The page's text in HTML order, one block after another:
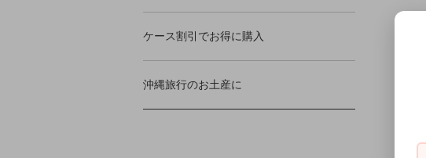
ケース割引でお得に購入
沖縄旅行のお土産に